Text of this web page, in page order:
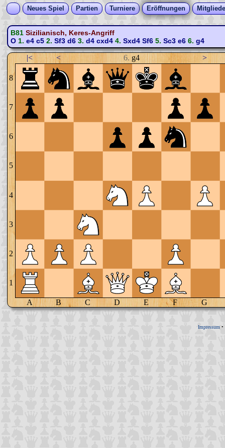
Neues Spiel Partien Turniere Eröffnungen
B81 Sizilianisch, Keres-Angriff
O1. e4 c52. Sf3 d63. d4 cxd44. Sxd4 Sf65. Sc3 e66. g4
|< < 6. g4 >
8
7
6
5
4
3
2
1
A B C D E F G
Impressum •